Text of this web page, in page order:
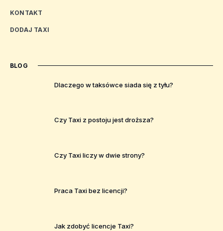
KONTAKT
DODAJ TAXI
BLOG
Dlaczego w taksówce siada się z tyłu?
Czy Taxi z postoju jest droższa?
Czy Taxi liczy w dwie strony?
Praca Taxi bez licencji?
Jak zdobyć licencje Taxi?